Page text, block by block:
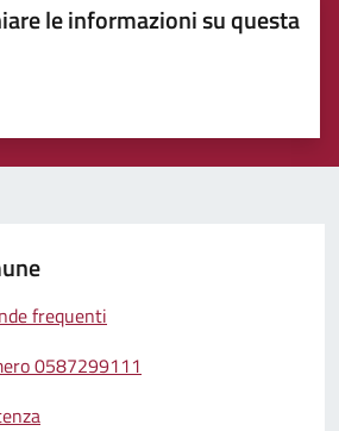
le informazioni su questa
5 stelle su 5
stelle su 5
su 5
5
frequenti
0587299111